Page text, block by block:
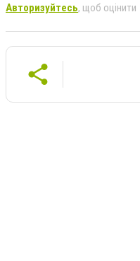
Авторизуйтесь, щоб оцінити